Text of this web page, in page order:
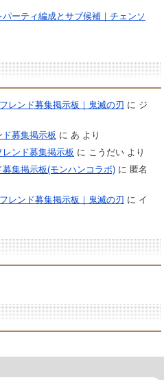
パーティ編成とサブ候補｜チェンソ
レンド募集掲示板｜鬼滅の刃 に ジ
ド募集掲示板 に あ より
レンド募集掲示板 に こうだいより
募集掲示板(モンハンコラボ)に 匿名
レンド募集掲示板｜鬼滅の刃 に イ